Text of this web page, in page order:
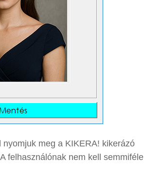
meg a KIKERA! kikerázó
felhasználónak nem kell semmiféle